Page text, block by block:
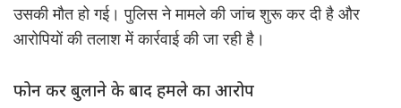
उसकी मौत हो गई। पुलिस ने मामले की जांच शुरू कर दी है और
आरोपियों की तलाश में कार्रवाई की जा रही है।
फोन कर बुलाने के बाद हमले का आरोप